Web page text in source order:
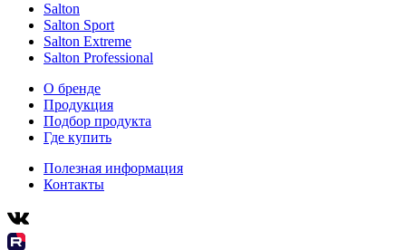
Salton
Salton Sport
Salton Extreme
Salton Professional
О бренде
Продукция
Подбор продукта
Где купить
Полезная информация
Контакты